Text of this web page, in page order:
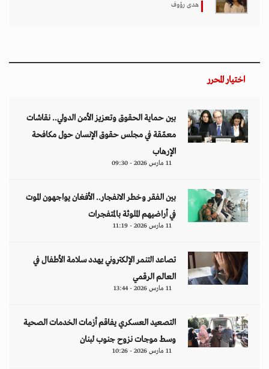
هدى رؤوف
اختيار المحرر
بين حماية الحقوق وتعزيز الأمن الدولي.. نقاشات
معمّقة في مجلس حقوق الإنسان حول مكافحة
الإرهاب
11 مارس 2026 - 09:30
بين الفقر وخطر الانفجار.. الأفغان يواجهون الموت
في أراضيهم الملوثة بالمتفجرات
11 مارس 2026 - 11:19
تصاعد التنمر الإلكتروني يهدد سلامة الأطفال في
العالم الرقمي
11 مارس 2026 - 13:44
التصعيد العسكري يفاقم أزمات الخدمات الصحية
وسط موجات نزوح جنوب لبنان
11 مارس 2026 - 10:26